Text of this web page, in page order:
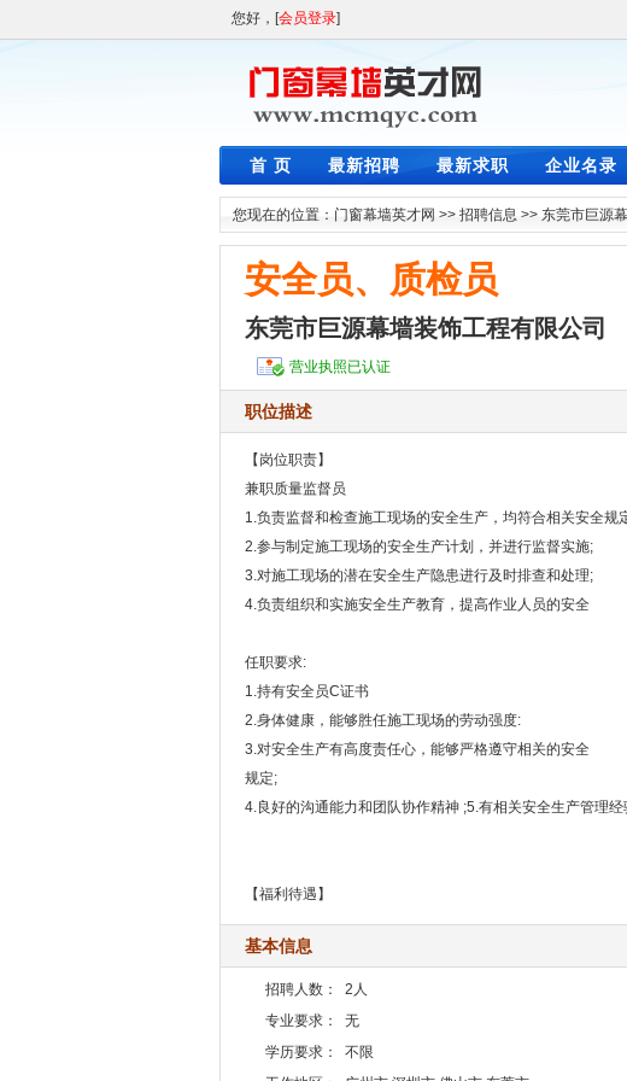
您好，[会员登录]
首 页 最新招聘 最新求职 企业名录
您现在的位置： 门窗幕墙英才网 >> 招聘信息 >> 东莞市巨源
安全员、质检员
东莞市巨源幕墙装饰工程有限公司
营业执照已认证
职位描述
【岗位职责】
兼职质量监督员
1.负责监督和检查施工现场的安全生产，均符合相关安全规
2.参与制定施工现场的安全生产计划，并进行监督实施;
3.对施工现场的潜在安全生产隐患进行及时排查和处理;
4.负责组织和实施安全生产教育，提高作业人员的安全
任职要求:
1.持有安全员C证书
2.身体健康，能够胜任施工现场的劳动强度:
3.对安全生产有高度责任心，能够严格遵守相关的安全
规定;
4.良好的沟通能力和团队协作精神 ;5.有相关安全生产管理
【福利待遇】
基本信息
招聘人数： 2人
专业要求：
无
学历要求：
不限